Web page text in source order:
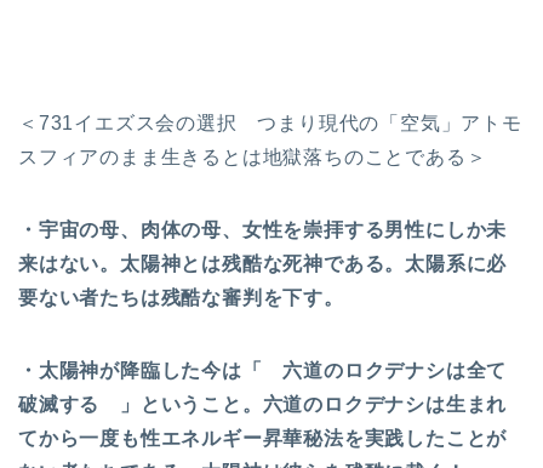
＜731イエズス会の選択 つまり現代の「空気」アトモ
スフィアのまま生きるとは地獄落ちのことである＞
・宇宙の母、肉体の母、女性を崇拝する男性にしか未
来はない。太陽神とは残酷な死神である。太陽系に必
要ない者たちは残酷な審判を下す。
・太陽神が降臨した今は「 六道のロクデナシは全て
破滅する 」ということ。六道のロクデナシは生まれ
てから一度も性エネルギー昇華秘法を実践したことが